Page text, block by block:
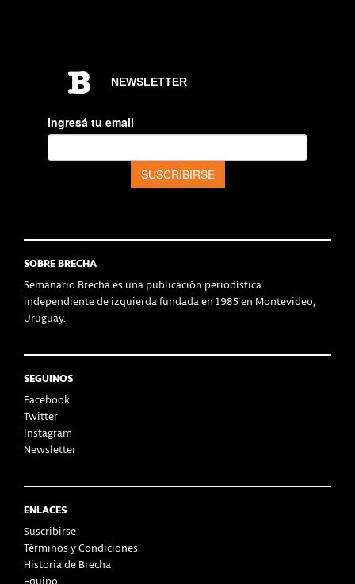
SOBRE BRECHA
Semanario Brecha es una publicación periodística
independiente de izquierda fundada en 1985 en Montevideo,
Uruguay.
SEGUINOS
Facebook
Twitter
Instagram
Newsletter
ENLACES
Suscribirse
Términos y Condiciones
Historia de Brecha
Equipo